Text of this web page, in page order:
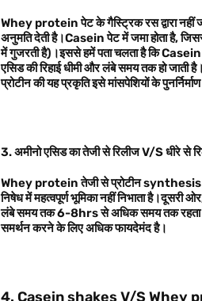
Whey protein पेट के गैस्ट्रिक रस द्वारा नहीं
अनुमति देती है।Casein पेट में जमा होता है,
में गुजरती है)।इससे हमें पता चलता है कि
एसिड की रिहाई धीमी और लंबे समय तक हो
प्रोटीन की यह प्रकृति इसे मांसपेशियों के
3. अमीनो एसिड का तेजी से रिलीज V/S धीरे से
Whey protein तेजी से प्रोटीन synthesis
निषेध में महत्वपूर्ण भूमिका नहीं निभाता है।दूसरी
लंबे समय तक 6-8hrs से अधिक समय तक रहता है।
समर्थन करने के लिए अधिक फायदेमंद है।
4. Casein shakes V/S Whey